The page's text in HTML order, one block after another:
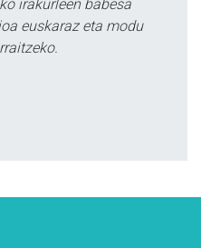
irakurleen babesa
euskaraz eta modu